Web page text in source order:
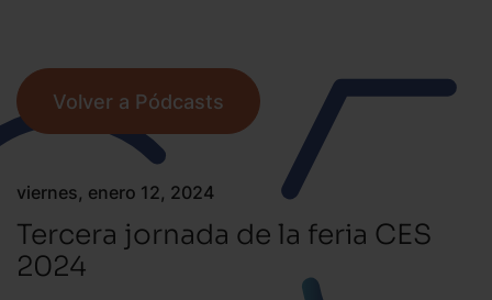
viernes, enero 12, 2024
Tercera jornada de la feria CES
2024
Volver a Pódcasts